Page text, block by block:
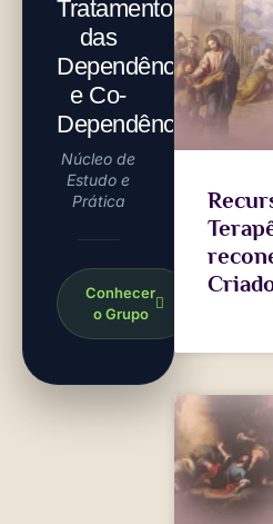
Tratamento
das
Dependências
e Co-
Dependências
Núcleo de
Estudo e
Prática
Conhecer
o Grupo